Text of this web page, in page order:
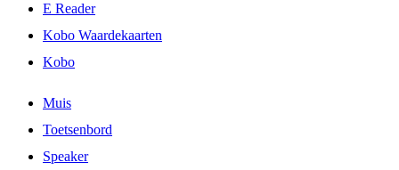
E Reader
Kobo Waardekaarten
Kobo
Muis
Toetsenbord
Speaker